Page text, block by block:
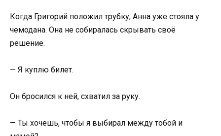
Когда Григорий положил трубку, Анна уже стояла у
чемодана. Она не собиралась скрывать своё
решение.
— Я куплю билет.
Он бросился к ней, схватил за руку.
— Ты хочешь, чтобы я выбирал между тобой и